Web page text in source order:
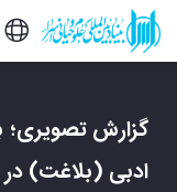
گزارش
ادبی (بلاغت)